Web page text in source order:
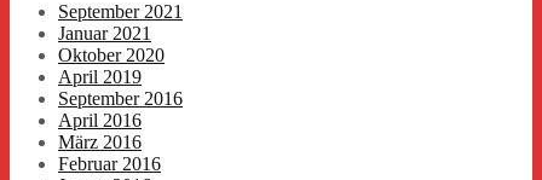
September 2021
Januar 2021
Oktober 2020
April 2019
September 2016
April 2016
März 2016
Februar 2016